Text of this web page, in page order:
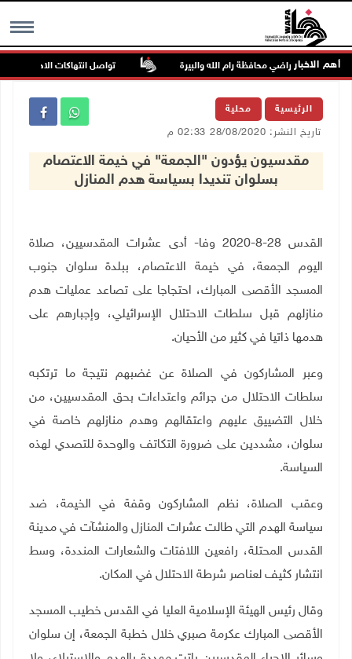
MENU أهم الاخبار تواصل انتهاكات الاحتلال
الرئيسية محلية
تاريخ النشر: 28/08/2020 02:33 م
مقدسيون يؤدون "الجمعة" في خيمة الاعتصام
بسلوان تنديدا بسياسة هدم المنازل
القدس 28-8-2020 وفا- أدى عشرات المقدسيين، صلاة
اليوم الجمعة، في خيمة الاعتصام، ببلدة سلوان جنوب
المسجد الأقصى المبارك، احتجاجا على تصاعد عمليات هدم
منازلهم قبل سلطات الاحتلال الإسرائيلي، وإجبارهم على
هدمها ذاتيا في كثير من الأحيان.
وعبر المشاركون في الصلاة عن غضبهم نتيجة ما ترتكبه
سلطات الاحتلال من جرائم واعتداءات بحق المقدسيين، من
خلال التضييق عليهم واعتقالهم وهدم منازلهم خاصة في
سلوان، مشددين على ضرورة التكاتف والوحدة للتصدي لهذه
السياسة.
وعقب الصلاة، نظم المشاركون وقفة في الخيمة، ضد
سياسة الهدم التي طالت عشرات المنازل والمنشآت في مدينة
القدس المحتلة، رافعين اللافتات والشعارات المنددة، وسط
انتشار كثيف لعناصر شرطة الاحتلال في المكان.
وقال رئيس الهيئة الإسلامية العليا في القدس خطيب المسجد
الأقصى المبارك عكرمة صبري خلال خطبة الجمعة، إن سلوان